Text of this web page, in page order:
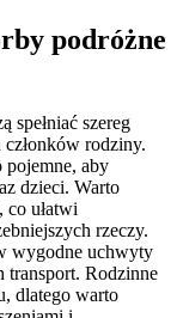
podróżne
spełniać szereg
rodziny.
pojemne, aby
dzieci. Warto
co ułatwi
rzeczy.
wygodne uchwyty
transport. Rodzinne
dlatego warto